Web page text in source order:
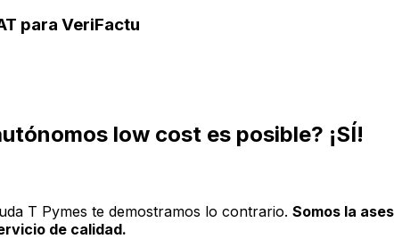
para VeriFactu
low cost es posible? ¡SÍ!
T Pymes te demostramos lo contrario. Somos la
de calidad.